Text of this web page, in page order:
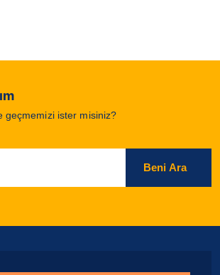
geçmemizi ister misiniz?
Beni Ara